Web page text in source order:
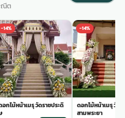
ณีต
-14%
อกไม้หน้าเมรุ วัดราชประดิ
-14%
ดอกไม้หน้าเมรุ วัด
สามพระยา